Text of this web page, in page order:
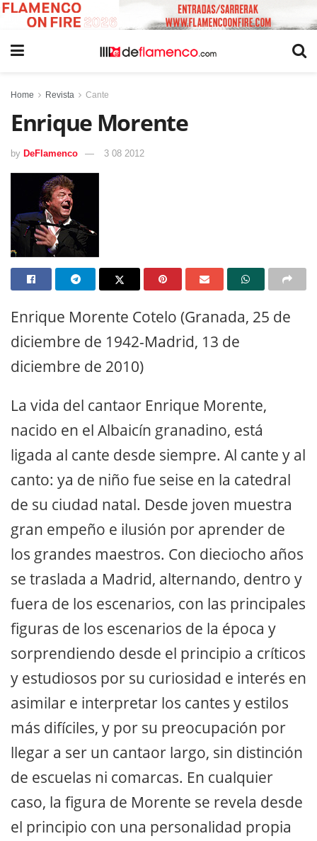
Home Revista Cante
Enrique Morente
by DeFlamenco 3 08 2012
Enrique Morente Cotelo (Granada, 25 de
diciembre de 1942-Madrid, 13 de
diciembre de 2010)
La vida del cantaor Enrique Morente,
nacido en el Albaicín granadino, está
ligada al cante desde siempre. Al cante y al
canto: ya de niño fue seise en la catedral
de su ciudad natal. Desde joven muestra
gran empeño e ilusión por aprender de
los grandes maestros. Con dieciocho años
se traslada a Madrid, alternando, dentro y
fuera de los escenarios, con las principales
figuras de los escenarios de la época y
sorprendiendo desde el principio a críticos
y estudiosos por su curiosidad e interés en
asimilar e interpretar los cantes y estilos
más difíciles, y por su preocupación por
llegar a ser un cantaor largo, sin distinción
de escuelas ni comarcas. En cualquier
caso, la figura de Morente se revela desde
el principio con una personalidad propia